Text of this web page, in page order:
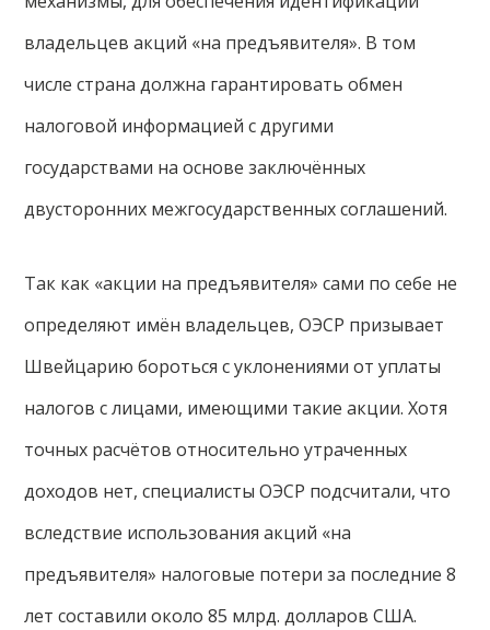
владельцев акций «на предъявителя». В том
числе страна должна гарантировать обмен
налоговой информацией с другими
государствами на основе заключённых
двусторонних межгосударственных соглашений.
Так как «акции на предъявителя» сами по себе не
определяют имён владельцев, ОЭСР призывает
Швейцарию бороться с уклонениями от уплаты
налогов с лицами, имеющими такие акции. Хотя
точных расчётов относительно утраченных
доходов нет, специалисты ОЭСР подсчитали, что
вследствие использования акций «на
предъявителя» налоговые потери за последние 8
лет составили около 85 млрд. долларов США.